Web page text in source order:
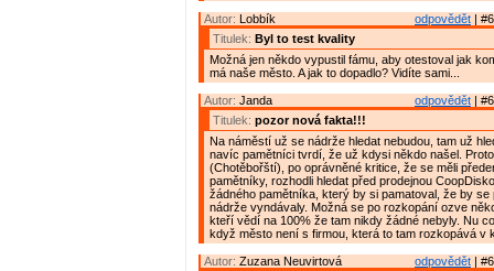
odpovědět |
Autor: Lobbík
Titulek: Byl to test kvality
Možná jen někdo vypustil fámu, aby otestoval jak
má naše město. A jak to dopadlo? Vidíte sami...
odpovědět |
Autor: Janda
Titulek: pozor nová fakta!!!
Na náměstí už se nádrže hledat nebudou, tam už
navíc pamětníci tvrdí, že už kdysi někdo našel.
(Chotěbořští), po oprávněné kritice, že se měli
pamětníky, rozhodli hledat před prodejnou
žádného pamětníka, který by si pamatoval, že by se
nádrže vyndávaly. Možná se po rozkopání ozve
kteří vědí na 100% že tam nikdy žádné nebyly. Nu
když město není s firmou, která to tam rozkopává v
odpovědět |
Autor: Zuzana Neuvirtová